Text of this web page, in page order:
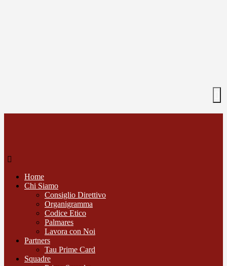
Home
Chi Siamo
Consiglio Direttivo
Organigramma
Codice Etico
Palmares
Lavora con Noi
Partners
Tau Prime Card
Squadre